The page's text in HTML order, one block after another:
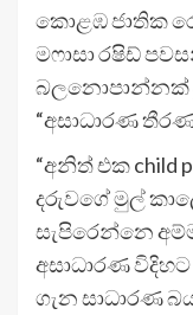
කොළඹ ජාතික
මෆාසා රෂිඩ්
බලනොපාන්නක්
“අසාධාරණ
“අනිත් එක child
දරුවගේ මුල්
සැපිරෙන්නෙ
අසාධාරණ
ගැන සාධාරණ